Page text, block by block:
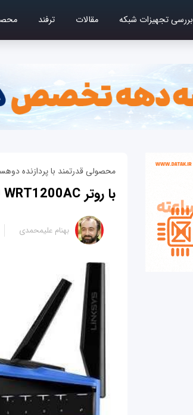
بررسی تجهیزات شبکه مقالات ترفند
محصولی قدرتمند با پردازنده
با روتر WRT1200AC لینک‌سیس آشنا شوید
بهنام علیمحمدی